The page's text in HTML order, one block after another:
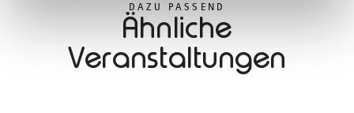
DAZU PASSEND
Ähnliche
Veranstaltungen